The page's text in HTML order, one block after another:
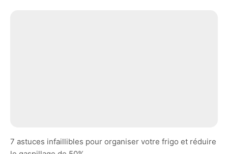
7 astuces infaillibles pour organiser votre frigo et réduire